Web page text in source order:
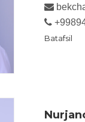
Batafsil